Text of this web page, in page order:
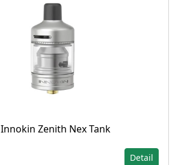
Innokin Zenith Nex Tank
Detail